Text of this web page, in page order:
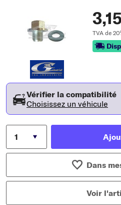
TVA de
Vérifier la compatibilité
Choisissez un véhicule
Dans
Voir